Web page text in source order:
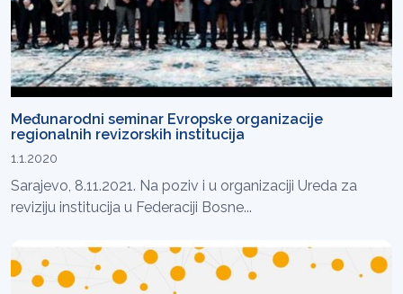
Međunarodni seminar Evropske organizacije
regionalnih revizorskih institucija
1.1.2020
Sarajevo, 8.11.2021. Na poziv i u organizaciji Ureda za
reviziju institucija u Federaciji Bosne...